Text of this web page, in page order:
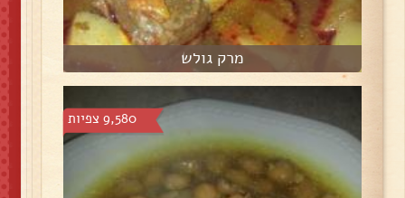
מרק גולש
9,580 צפיות